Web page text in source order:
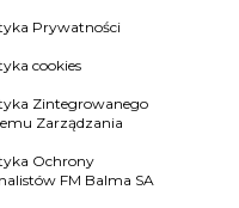
Prywatności
cookies
Zintegrowanego
Zarządzania
Ochrony
FM Balma SA